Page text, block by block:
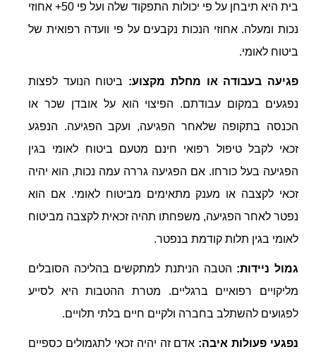
בית היא תיבחן על פי יכולות התפקוד שלה ועל פי 50+ אחוזי
נכות ומעלה. אחוזי הנכות נקבעים על פי וועדה רפואית של
ביטוח לאומי.
פגיעה בעבודה או מחלת מקצוע: ביטוח הנועד לפצות
נפגעים במקום עבודתם. הפיצוי הוא על אובדן שכר או
הכנסה בתקופה שלאחר הפגיעה, ועקב הפגיעה. הנפגע
זכאי לקבל טיפול רפואי חינם מטעם ביטוח לאומי בגין
הפגיעה בעל כורחו. אם הפגיעה גררה עמה נכות, הוא יהיה
זכאי לקצבה או מענק מתאימים מביטוח לאומי. אם הוא
נפטר לאחר הפגיעה, משפחתו תהיה זכאית לקצבה מביטוח
לאומי בגין תלות קודמת בנפטר.
גמול ניידות: הטבה הניתנת למתקשים בהליכה הסובלים
מליקויים רפואיים ברגליים. מטרת ההטבות היא לסייע
לפגועים להשתלב בחברה ולקיים חיים בלתי תלויים.
נפגעי פעולות איבה: אדם זה יהיה זכאי לתגמולים כספיים